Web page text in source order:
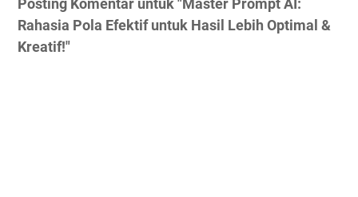
Posting Komentar untuk "Master Prompt AI:
Rahasia Pola Efektif untuk Hasil Lebih Optimal &
Kreatif!"